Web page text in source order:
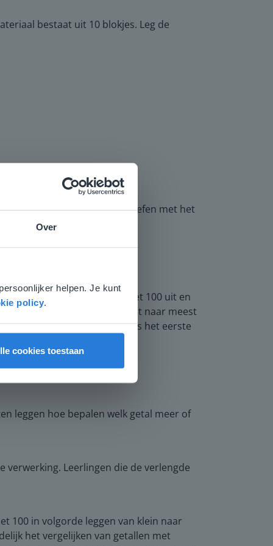
Over
helpen. Je kunt
policy.
cookies toestaan
bestaat uit 10 blokjes. Leg de
welk getal het kleinste is. Oefen met het
Deel getalkaarten tot en met 100 uit en
en het ordenen van minst naar meest
wat meer of minder is. Als het eerste
leggen hoe bepalen welk getal meer of
verwerking. Leerlingen die de verlengde
100 in volgorde leggen van klein naar
het vergelijken van getallen met